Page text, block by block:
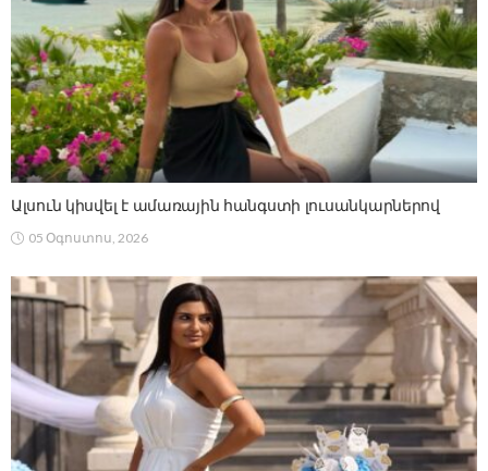
Ալսուն կիսվել է ամառային հանգստի լուսանկարներով
05 Օգոստոս, 2026